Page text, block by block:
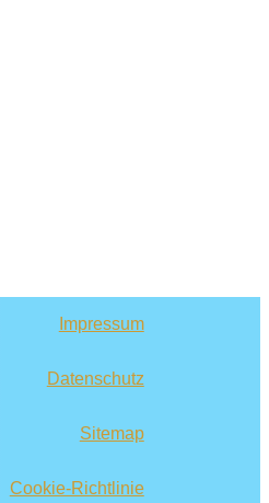
Impressum
Datenschutz
Sitemap
Cookie-Richtlinie